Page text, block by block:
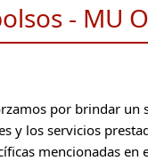
- MU
por brindar
y los servicios
mencionadas en